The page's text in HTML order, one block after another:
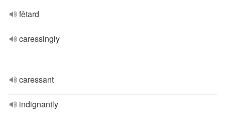
fêtard
caressingly
caressant
indignantly